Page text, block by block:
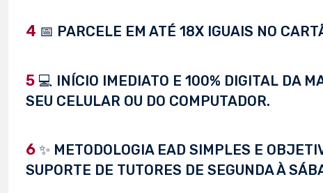
4 📅 PARCELE EM ATÉ 18X IGUAIS NO
5 💻 INÍCIO IMEDIATO E 100% DIGITAL DA
SEU CELULAR OU DO COMPUTADOR.
6 ✨ METODOLOGIA EAD SIMPLES E
SUPORTE DE TUTORES DE SEGUNDA À